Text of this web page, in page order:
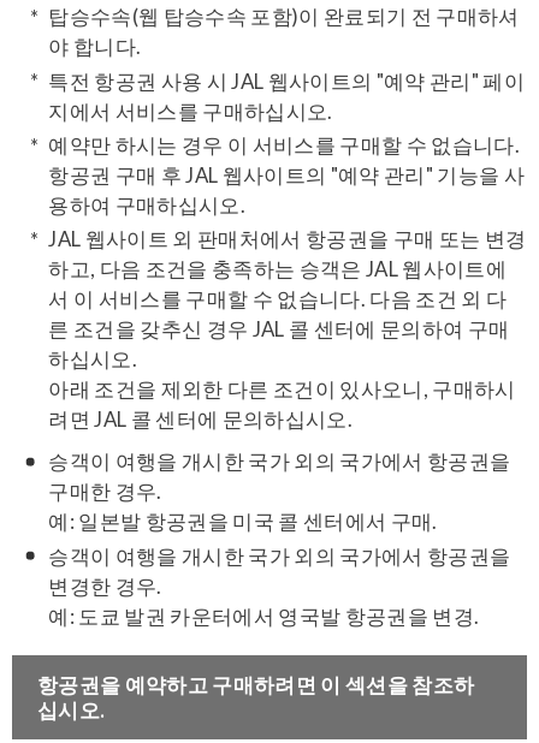
탑승수속(웹 탑승수속 포함)이 완료되기 전 구매하셔
야 합니다.
특전 항공권 사용 시 JAL 웹사이트의 "예약 관리" 페이
지에서 서비스를 구매하십시오.
예약만 하시는 경우 이 서비스를 구매할 수 없습니다.
항공권 구매 후 JAL 웹사이트의 "예약 관리" 기능을 사
용하여 구매하십시오.
JAL 웹사이트 외 판매처에서 항공권을 구매 또는 변경
하고, 다음 조건을 충족하는 승객은 JAL 웹사이트에
서 이 서비스를 구매할 수 없습니다. 다음 조건 외 다
른 조건을 갖추신 경우 JAL 콜 센터에 문의하여 구매
하십시오.
아래 조건을 제외한 다른 조건이 있사오니, 구매하시
려면 JAL 콜 센터에 문의하십시오.
승객이 여행을 개시한 국가 외의 국가에서 항공권을
구매한 경우.
예: 일본발 항공권을 미국 콜 센터에서 구매.
승객이 여행을 개시한 국가 외의 국가에서 항공권을
변경한 경우.
예: 도쿄 발권 카운터에서 영국발 항공권을 변경.
항공권을 예약하고 구매하려면 이 섹션을 참조하
십시오.